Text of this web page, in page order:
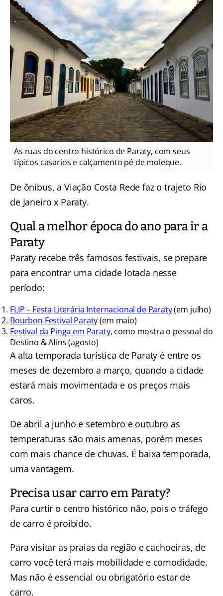
As ruas do centro histórico de Paraty, com seus
típicos casarios e calçamento pé de moleque.
De ônibus, a Viação Costa Rede faz o trajeto Rio
de Janeiro x Paraty.
Qual a melhor época do ano para ir a
Paraty
Paraty recebe três famosos festivais, se prepare
para encontrar uma cidade lotada nesse
período:
FLIP – Festa Literária Internacional de Paraty(em julho)
Bourbon Festival Paraty(em maio)
Festival da Pinga em Paraty, como mostra o pessoal do
Destino & Afins (agosto)
A alta temporada turística de Paraty é entre os
meses de dezembro a março, quando a cidade
estará mais movimentada e os preços mais
caros.
De abril a junho e setembro e outubro as
temperaturas são mais amenas, porém meses
com mais chance de chuvas. É baixa temporada,
uma vantagem.
Precisa usar carro em Paraty?
Para curtir o centro histórico não, pois o tráfego
de carro é proibido.
Para visitar as praias da região e cachoeiras, de
carro você terá mais mobilidade e comodidade.
Mas não é essencial ou obrigatório estar de
carro.